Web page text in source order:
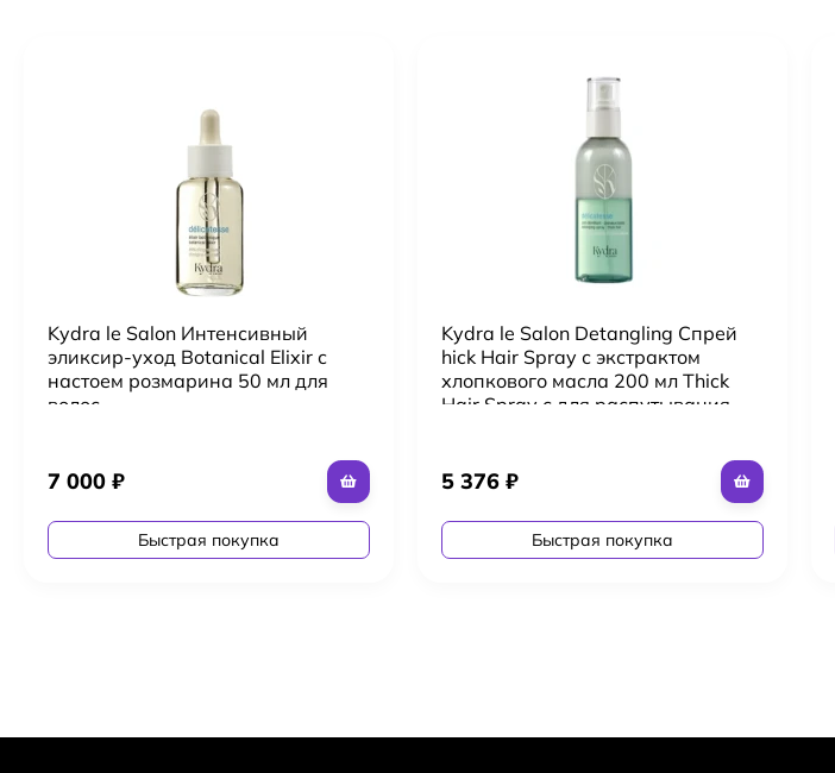
Kydra le Salon Интенсивный
эликсир-уход Botanical Elixir с
настоем розмарина 50 мл для
волос
7 000 ₽
Быстрая покупка
Kydra le Salon Detangling Спрей
hick Hair Spray с экстрактом
хлопкового масла 200 мл Thick
Hair Spray с для распутывания
5 376 ₽
Быстрая покупка